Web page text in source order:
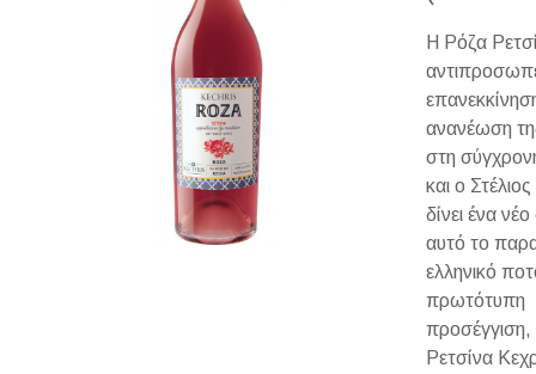
Η Ρόζα
ανανέωση
στη
και ο
δίνει ένα
αυτό το
ελληνικό
πρωτότυπη
Ρετσίνα